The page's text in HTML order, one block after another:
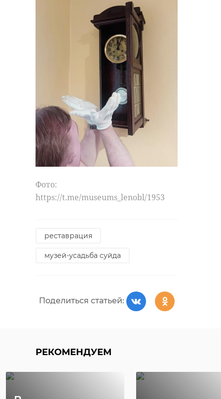
Фото:
https://t.me/museums_lenobl/1953
реставрация
музей-усадьба суйда
Поделиться статьей:
РЕКОМЕНДУЕМ